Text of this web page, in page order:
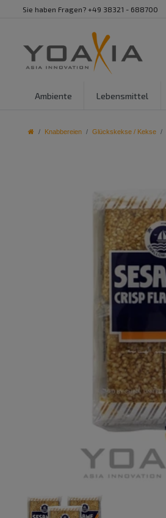
Sie haben Fragen? +49 38321 - 688700
Ambiente Lebensmittel
Knabbereien Glückskekse / Kekse